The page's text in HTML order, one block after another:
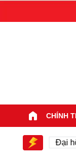
CHÍNH
Đại hội